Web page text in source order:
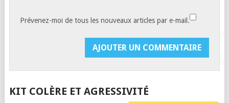
Prévenez-moi de tous les nouveaux articles par e-mail.
KIT COLÈRE ET AGRESSIVITÉ